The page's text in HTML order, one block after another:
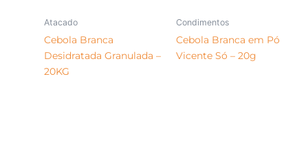
Atacado
Cebola Branca
Desidratada Granulada –
20KG
Condimentos
Cebola Branca em Pó
Vicente Só – 20g